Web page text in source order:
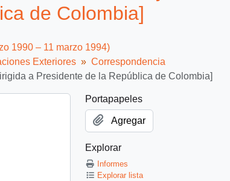
de Colombia]
1990 – 11 marzo 1994)
Exteriores
Correspondencia
a Presidente de la República de Colombia]
Portapapeles
Agregar
Explorar
Informes
Explorar lista